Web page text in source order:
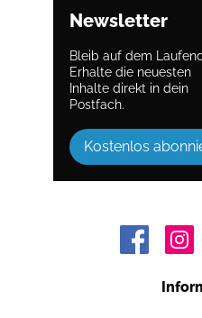
Newsletter
Bleib auf dem
Erhalte die neuesten
Inhalte direkt in dein
Postfach.
Kostenlos